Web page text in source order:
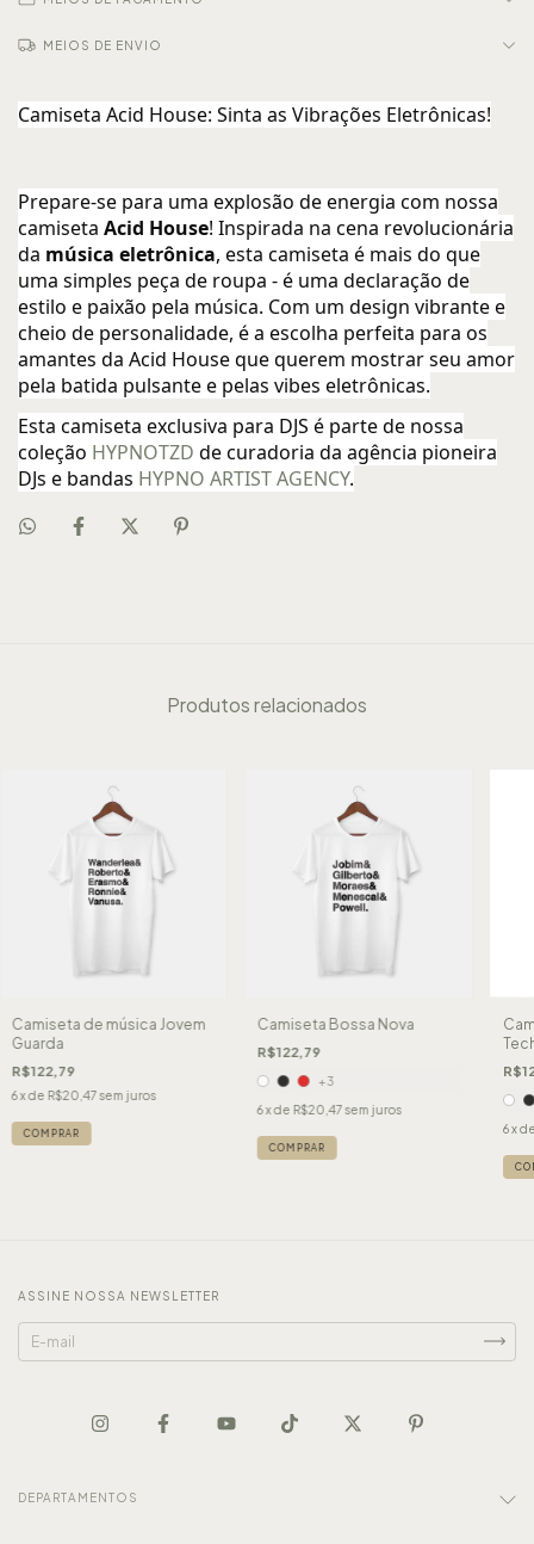
MEIOS DE ENVIO
Camiseta Acid House: Sinta as Vibrações Eletrônicas!
Prepare-se para uma explosão de energia com nossa
camiseta Acid House! Inspirada na cena revolucionária
da música eletrônica, esta camiseta é mais do que
uma simples peça de roupa - é uma declaração de
estilo e paixão pela música. Com um design vibrante e
cheio de personalidade, é a escolha perfeita para os
amantes da Acid House que querem mostrar seu amor
pela batida pulsante e pelas vibes eletrônicas.
Esta camiseta exclusiva para DJS é parte de nossa
coleção HYPNOTZD de curadoria da agência pioneira
DJs e bandas HYPNO ARTIST AGENCY.
Produtos relacionados
Camiseta de música Jovem
Guarda
R$122,79
6x de R$20,47sem juros
COMPRAR
Camiseta Bossa Nova
R$122,79
+3
6x de R$20,47sem juros
COMPRAR
6 x
ASSINE NOSSA NEWSLETTER
DEPARTAMENTOS